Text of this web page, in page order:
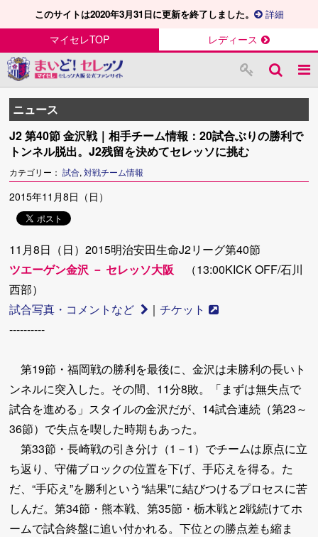
このサイトは2020年3月31日に更新を終了しました。 詳細
マイセレTOP レディース
ニュース
J2 第40節 金沢戦｜相手チーム情報：20試合ぶりの勝利で
トンネル脱出。J2残留を決めてセレッソに挑む
カテゴリー：試合, 対戦チーム情報
2015年11月8日（日）
11月8日（日）2015明治安田生命J2リーグ第40節
ツエーゲン金沢 － セレッソ大阪 （13:00KICK OFF/石川
西部）
試合写真・コメントなど
｜チケット
----------
第19節・福岡戦の勝利を最後に、金沢は未勝利の長いト
ンネルに突入した。その間、11分8敗。「まずは無失点で
試合を進める」スタイルの金沢だが、14試合連続（第23～
36節）で失点を喫した時期もあった。
第33節・長崎戦の引き分け（1－1）でチームは原点に立
ち返り、守備ブロックの位置を下げ、手応えを得る。た
だ、“手応え”を勝利という“結果”に結びつけるプロセスに苦
しんだ。第34節・熊本戦、第35節・栃木戦と2戦続けてホ
ームで試合終盤に追い付かれる。下位との勝点差も縮ま